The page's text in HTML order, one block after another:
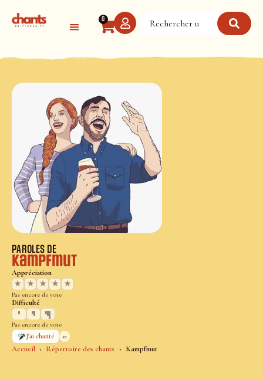
0
Accueil Répertoire des chants Kampfmut
PAROLES DE
Kampfmut
Appréciation
★
★ ★ ★ ★
Pas encore de vote
Difficulté
Pas encore de vote
J’ai chanté
0